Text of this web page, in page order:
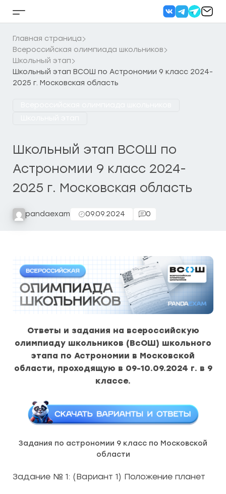
Кнопка
бокового
меню
Главная страница
Всероссийская олимпиада школьников
Школьный этап
Школьный этап ВСОШ по Астрономии 9 класс 2024-
2025 г. Московская область
Школьный этап ВСОШ по
Астрономии 9 класс 2024-
2025 г. Московская область
pandaexam 09.09.2024 0
Ответы и задания на всероссийскую
олимпиаду школьников (ВсОШ) школьного
этапа по Астрономии в Московской
области, проходящую в 09-10.09.2024 г. в 9
классе.
Задания по астрономии 9 класс по Московской
области
Задание № 1: (Вариант 1) Положение планет